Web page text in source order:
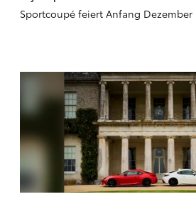
Sportcoupé feiert Anfang